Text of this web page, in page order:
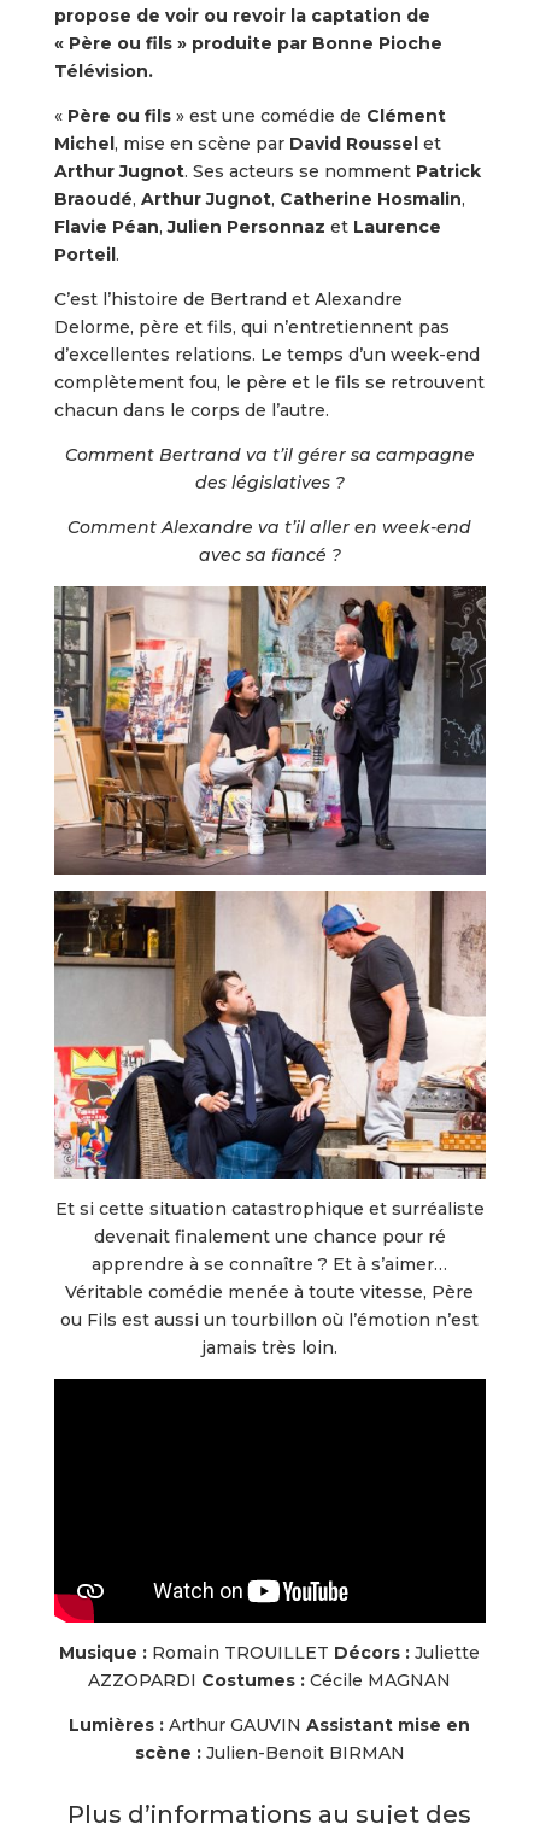
propose de voir ou revoir la captation de
« Père ou fils » produite par Bonne Pioche
Télévision.
« Père ou fils» est une comédie de Clément
Michel, mise en scène par David Rousselet
Arthur Jugnot. Ses acteurs se nomment Patrick
Braoudé, Arthur Jugnot, Catherine Hosmalin,
Flavie Péan,Julien Personnaz et Laurence
Porteil.
C’est l’histoire de Bertrand et Alexandre
Delorme, père et fils, qui n’entretiennent pas
d’excellentes relations. Le temps d’un week-end
complètement fou, le père et le fils se retrouvent
chacun dans le corps de l’autre.
Comment Bertrand va t’il gérer sa campagne
des législatives ?
Comment Alexandre va t’il aller en week-end
avec sa fiancé ?
Et si cette situation catastrophique et surréaliste
devenait finalement une chance pour ré
apprendre à se connaître ? Et à s’aimer…
Véritable comédie menée à toute vitesse, Père
ou Fils est aussi un tourbillon où l’émotion n’est
jamais très loin.
Musique : Romain TROUILLET Décors : Juliette
AZZOPARDI Costumes : Cécile MAGNAN
Lumières : Arthur GAUVINAssistant mise en
scène :Julien-Benoit BIRMAN
Plus d’informations au sujet des